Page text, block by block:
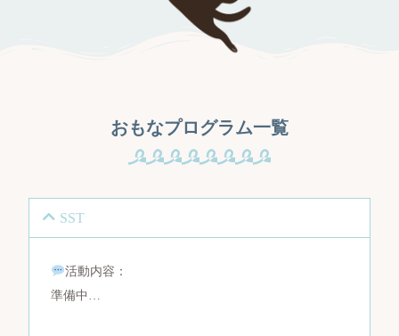
おもなプログラム一覧
SST
活動内容：
準備中…